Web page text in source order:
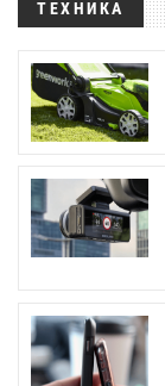
ТЕХНИКА